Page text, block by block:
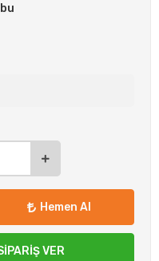
Hemen Al
VER